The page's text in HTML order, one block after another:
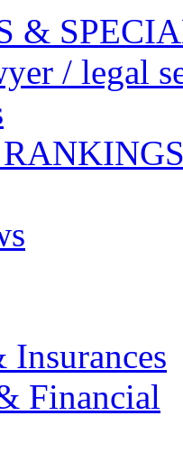
&
/ legal
Insurances
Financial